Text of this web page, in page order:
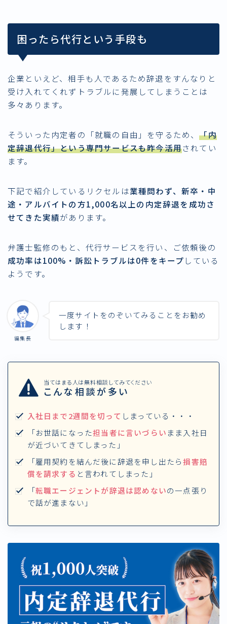
困ったら代行という手段も
企業といえど、相手も人であるため辞退をすんなりと
受け入れてくれずトラブルに発展してしまうことは
多々あります。
そういった内定者の「就職の自由」を守るため、「内
定辞退代行」という専門サービスも昨今活用されてい
ます。
下記で紹介しているリクセルは業種問わず、新卒・中
途・アルバイトの方1,000名以上の内定辞退を成功さ
せてきた実績があります。
弁護士監修のもと、代行サービスを行い、ご依頼後の
成功率は100%・訴訟トラブルは0件をキープ している
ようです。
編集長
一度サイトをのぞいてみることをお勧め
します！
当てはまる人は無料相談してみてください
こんな相談が多い
入社日まで2週間を切って しまっている・・・
「お世話になった担当者に言いづらい まま入社日
が近づいてきてしまった」
「雇用契約を結んだ後に辞退を申し出たら損害賠
償を請求する と言われてしまった」
「転職エージェントが辞退は認めないの一点張り
で話が進まない」